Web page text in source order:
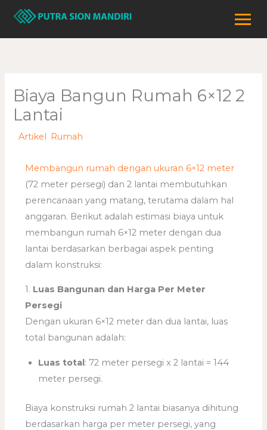
Lewati
konten
Biaya Bangun Rumah 6×12 2
Lantai
/Artikel Rumah
Membangun rumah dengan ukuran 6×12 meter
(72 meter persegi) dan 2 lantai membutuhkan
perencanaan yang matang, terutama dalam hal
anggaran. Berikut adalah estimasi biaya untuk
membangun rumah 6×12 meter dengan dua
lantai berdasarkan berbagai aspek penting
dalam konstruksi:
1. Luas Bangunan dan Harga Per Meter
Persegi
Dengan ukuran 6×12 meter dan dua lantai, luas
total bangunan adalah:
Luas total: 72 meter persegi x 2 lantai = 144
meter persegi.
Biaya konstruksi rumah 2 lantai biasanya dihitung
berdasarkan harga per meter persegi, yang